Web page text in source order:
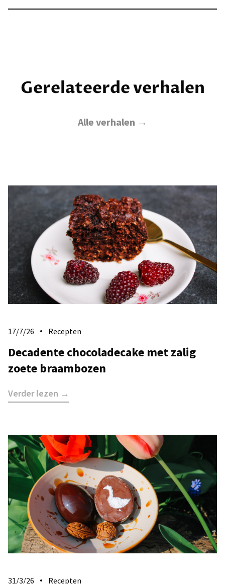
Gerelateerde verhalen
Alle verhalen →
17/7/26 Recepten
Decadente chocoladecake met zalig
zoete braambozen
Verder lezen →
31/3/26 Recepten